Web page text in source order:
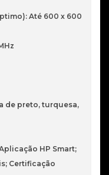
Até 600 x 600
de preto, turquesa,
HP Smart;
Certificação